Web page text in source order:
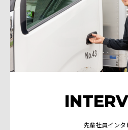
先輩社員インタ